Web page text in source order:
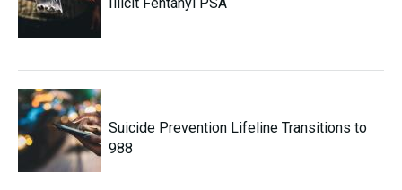
Suicide Prevention Lifeline Transitions to
988